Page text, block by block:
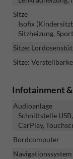
Sitze
Isofix
Sitzheizung,
Sitze:
Sitze:
Infotainment
Audioanlage
Schnittstelle
CarPlay,
Bordcomputer
Navigationssystem